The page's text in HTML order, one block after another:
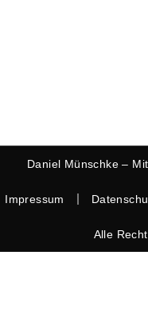
Daniel Münschke –
Impressum
Alle